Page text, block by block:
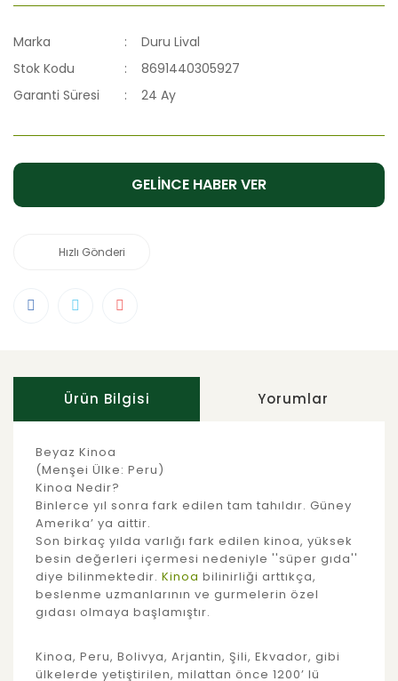
Marka
Duru Lival
Stok Kodu
8691440305927
Garanti Süresi
24 Ay
GELİNCE HABER VER
Hızlı Gönderi
Ürün Bilgisi Yorumlar
Beyaz Kinoa
(Menşei Ülke: Peru)
Kinoa Nedir?
Binlerce yıl sonra fark edilen tam tahıldır. Güney
Amerika’ ya aittir.
Son birkaç yılda varlığı fark edilen kinoa, yüksek
besin değerleri içermesi nedeniyle ''süper gıda''
diye bilinmektedir. Kinoa bilinirliği arttıkça,
beslenme uzmanlarının ve gurmelerin özel
gıdası olmaya başlamıştır.
Kinoa, Peru, Bolivya, Arjantin, Şili, Ekvador, gibi
ülkelerde yetiştirilen, milattan önce 1200’ lü